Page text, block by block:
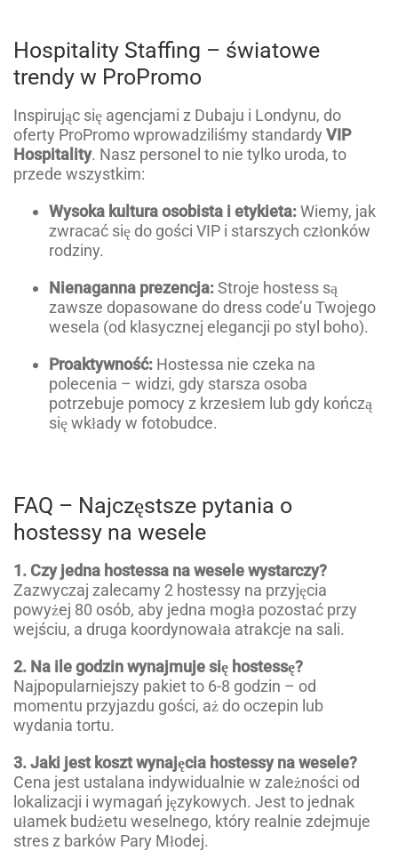
Hospitality Staffing – światowe
trendy w ProPromo
Inspirując się agencjami z Dubaju i Londynu, do
oferty ProPromo wprowadziliśmy standardy VIP
Hospitality. Nasz personel to nie tylko uroda, to
przede wszystkim:
Wysoka kultura osobista i etykieta:Wiemy, jak
zwracać się do gości VIP i starszych członków
rodziny.
Nienaganna prezencja:Stroje hostess są
zawsze dopasowane do dress code’u Twojego
wesela (od klasycznej elegancji po styl boho).
Proaktywność: Hostessa nie czeka na
polecenia – widzi, gdy starsza osoba
potrzebuje pomocy z krzesłem lub gdy kończą
się wkłady w fotobudce.
FAQ – Najczęstsze pytania o
hostessy na wesele
1. Czy jedna hostessa na wesele wystarczy?
Zazwyczaj zalecamy 2 hostessy na przyjęcia
powyżej 80 osób, aby jedna mogła pozostać przy
wejściu, a druga koordynowała atrakcje na sali.
2. Na ile godzin wynajmuje się hostessę?
Najpopularniejszy pakiet to 6-8 godzin – od
momentu przyjazdu gości, aż do oczepin lub
wydania tortu.
3. Jaki jest koszt wynajęcia hostessy na wesele?
Cena jest ustalana indywidualnie w zależności od
lokalizacji i wymagań językowych. Jest to jednak
ułamek budżetu weselnego, który realnie zdejmuje
stres z barków Pary Młodej.